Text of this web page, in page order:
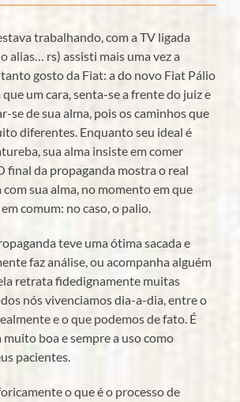
trabalhando, com a TV ligada
alias… rs) assisti mais uma vez a
gosto da Fiat: a do novo Fiat Pálio
um cara, senta-se a frente do juiz e
se de sua alma, pois os caminhos que
diferentes. Enquanto seu ideal é
sua alma insiste em comer
final da propaganda mostra o real
sua alma, no momento em que
comum: no caso, o palio.
teve uma ótima sacada e
faz análise, ou acompanha alguém
retrata fidedignamente muitas
nós vivenciamos dia-a-dia, entre o
e o que podemos de fato. É
boa e sempre a uso como
pacientes.
o que é o processo de